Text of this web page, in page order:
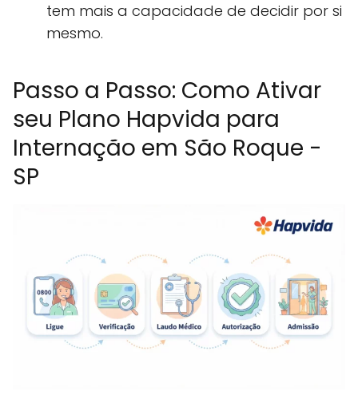
tem mais a capacidade de decidir por si
mesmo.
Passo a Passo: Como Ativar
seu Plano Hapvida para
Internação em São Roque -
SP